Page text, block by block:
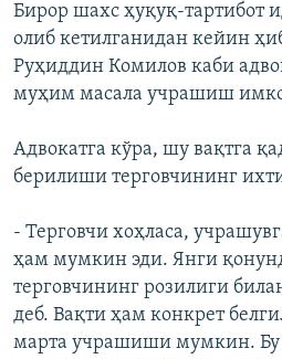
Бирор шахс ҳуқуқ-тартибот
олиб кетилганидан кейин
Руҳиддин Комилов каби
муҳим масала учрашиш
Адвокатга кўра, шу вақтга
берилиши терговчининг
- Терговчи хоҳласа,
ҳам мумкин эди. Янги
терговчининг розилиги
деб. Вақти ҳам конкрет
марта учрашиши мумкин. Бу